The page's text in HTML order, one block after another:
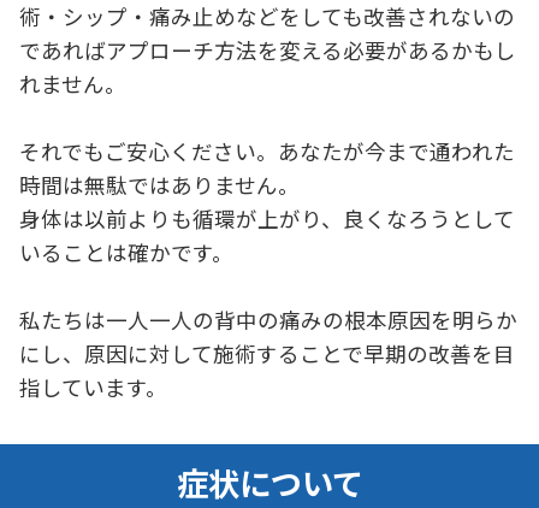
術・シップ・痛み止めなどをしても改善されないの
であればアプローチ方法を変える必要があるかもし
れません。
それでもご安心ください。あなたが今まで通われた
時間は無駄ではありません。
身体は以前よりも循環が上がり、良くなろうとして
いることは確かです。
私たちは一人一人の背中の痛みの根本原因を明らか
にし、原因に対して施術することで早期の改善を目
指しています。
症状について